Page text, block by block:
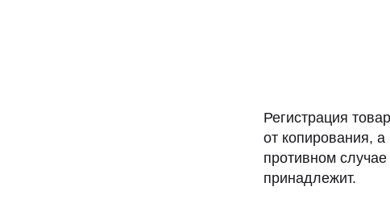
Регистрация
от копирования,
противном
принадлежит.
деятельности промышленного или торгового